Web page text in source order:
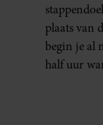
plaats van
begin je al
half uur